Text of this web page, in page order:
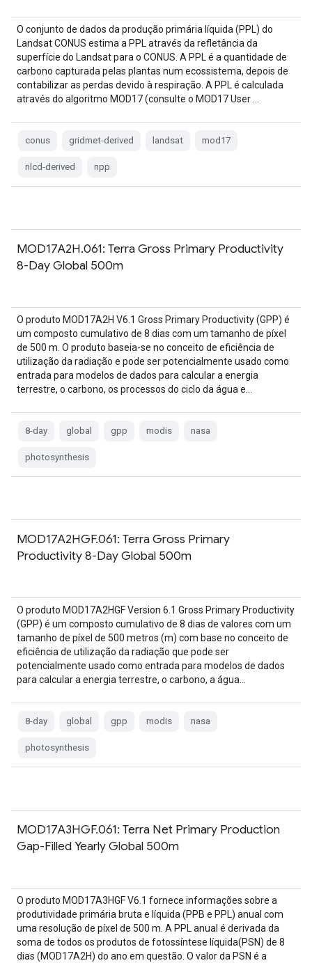
O conjunto de dados da produção primária líquida (PPL) do
Landsat CONUS estima a PPL através da refletância da
superfície do Landsat para o CONUS. A PPL é a quantidade de
carbono capturada pelas plantas num ecossistema, depois de
contabilizar as perdas devido à respiração. A PPL é calculada
através do algoritmo MOD17 (consulte o MOD17 User …
conus gridmet-derived landsat mod17
nlcd-derived npp
MOD17A2H.061: Terra Gross Primary Productivity
8-Day Global 500m
O produto MOD17A2H V6.1 Gross Primary Productivity (GPP) é
um composto cumulativo de 8 dias com um tamanho de píxel
de 500 m. O produto baseia-se no conceito de eficiência de
utilização da radiação e pode ser potencialmente usado como
entrada para modelos de dados para calcular a energia
terrestre, o carbono, os processos do ciclo da água e…
8-day global gpp modis nasa
photosynthesis
MOD17A2HGF.061: Terra Gross Primary
Productivity 8-Day Global 500m
O produto MOD17A2HGF Version 6.1 Gross Primary Productivity
(GPP) é um composto cumulativo de 8 dias de valores com um
tamanho de píxel de 500 metros (m) com base no conceito de
eficiência de utilização da radiação que pode ser
potencialmente usado como entrada para modelos de dados
para calcular a energia terrestre, o carbono, a água…
8-day global gpp modis nasa
photosynthesis
MOD17A3HGF.061: Terra Net Primary Production
Gap-Filled Yearly Global 500m
O produto MOD17A3HGF V6.1 fornece informações sobre a
produtividade primária bruta e líquida (PPB e PPL) anual com
uma resolução de píxel de 500 m. A PPL anual é derivada da
soma de todos os produtos de fotossíntese líquida(PSN) de 8
dias (MOD17A2H) do ano em questão. O valor da PSN é a